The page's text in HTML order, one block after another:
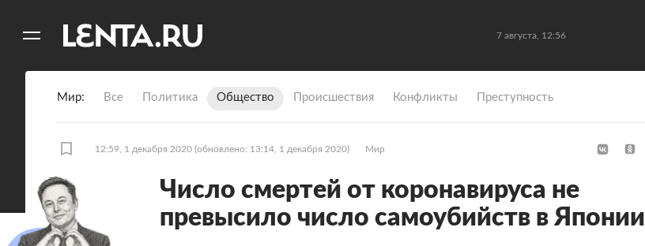
7 августа, 12:56
Мир Все Политика Общество Происшествия Конфликты Преступность
12:59, 1 декабря 2020 (обновлено: 13:14, 1 декабря 2020) Мир
Число смертей от коронавируса не
превысило число самоубийств в Японии